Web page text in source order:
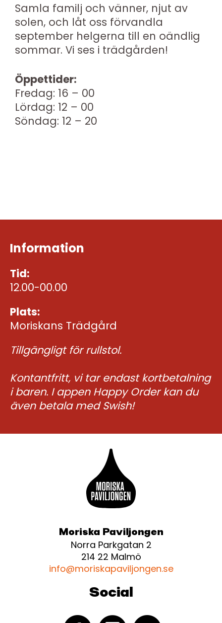
Samla familj och vänner, njut av
solen, och låt oss förvandla
september helgerna till en oändlig
sommar. Vi ses i trädgården!
Öppettider:
Fredag: 16 – 00
Lördag: 12 – 00
Söndag: 12 – 20
Information
Tid:
12.00-00.00
Plats:
Moriskans Trädgård
Tillgängligt för rullstol.
Kontantfritt, vi tar endast kortbetalning
i baren. I appen Happy Order kan du
även betala med Swish!
Moriska Paviljongen
Norra Parkgatan 2
214 22 Malmö
info@moriskapaviljongen.se
Social